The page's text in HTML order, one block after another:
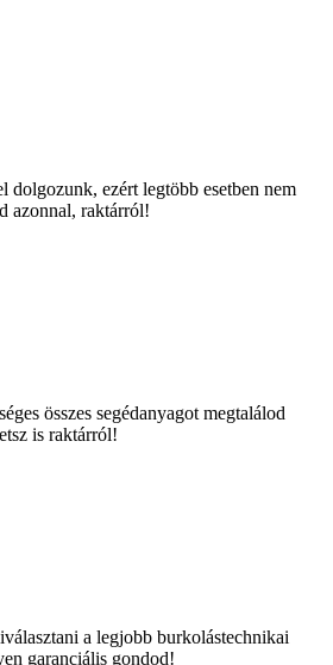
dolgozunk, ezért legtöbb esetben nem
azonnal, raktárról!
összes segédanyagot megtalálod
is raktárról!
a legjobb burkolástechnikai
garanciális gondod!